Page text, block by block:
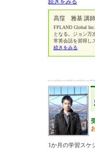
続きをみる
高窪 雅基 講師
FPLAND Global
となる。ジョン万
常英会話を習得し
続きをみる
1か月の学習スケ